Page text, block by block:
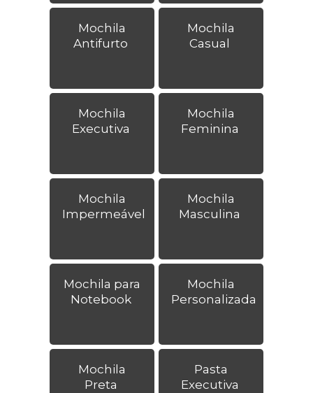
Mochila
Antifurto
Mochila
Casual
Mochila
Executiva
Mochila
Feminina
Mochila
Impermeável
Mochila
Masculina
Mochila para
Notebook
Mochila
Personalizada
Mochila
Preta
Pasta
Executiva